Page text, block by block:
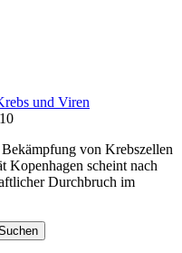
und Viren
von Krebszellen
Kopenhagen scheint nach
Durchbruch im